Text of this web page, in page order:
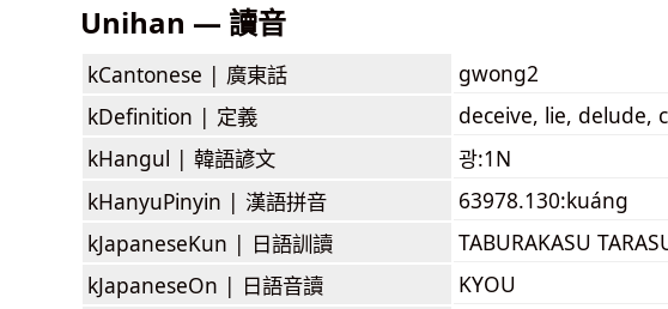
Unihan — 讀音
kCantonese | 廣東話
gwong2
kDefinition | 定義
deceive, lie, delude,
kHangul | 韓語諺文
광:1N
kHanyuPinyin | 漢語拼音
63978.130:kuáng
kJapaneseKun | 日語訓讀
TABURAKASU
kJapaneseOn | 日語音讀
KYOU